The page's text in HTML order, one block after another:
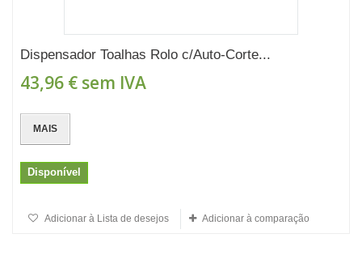
Dispensador Toalhas Rolo c/Auto-Corte...
43,96 € sem IVA
MAIS
Disponível
Adicionar à Lista de desejos Adicionar à comparação